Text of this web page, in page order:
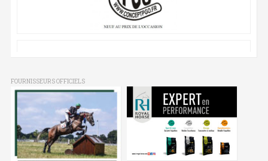
FOURNISSEURS OFFICIELS